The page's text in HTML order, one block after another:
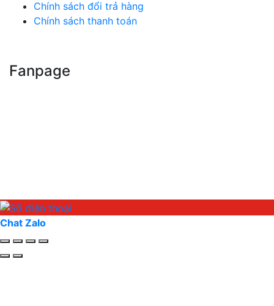
Chính sách đổi trả hàng
Chính sách thanh toán
Fanpage
Chat Zalo